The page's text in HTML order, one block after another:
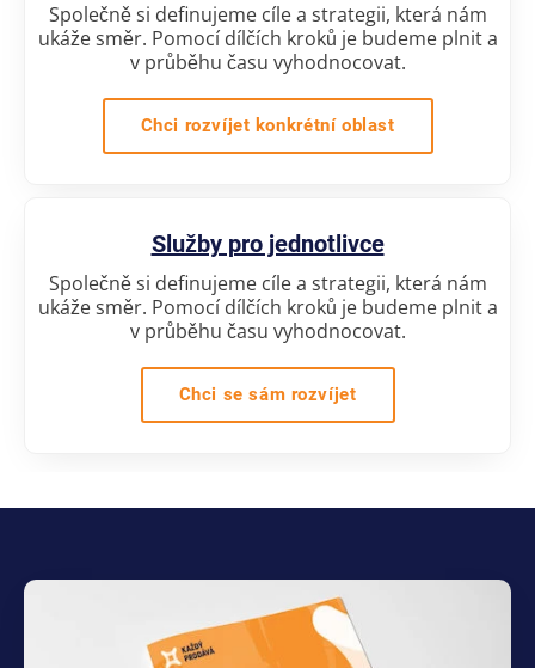
Společně si definujeme cíle a strategii, která nám
ukáže směr. Pomocí dílčích kroků je budeme plnit a
v průběhu času vyhodnocovat.
Chci rozvíjet konkrétní oblast
Služby pro jednotlivce
Společně si definujeme cíle a strategii, která nám
ukáže směr. Pomocí dílčích kroků je budeme plnit a
v průběhu času vyhodnocovat.
Chci se sám rozvíjet